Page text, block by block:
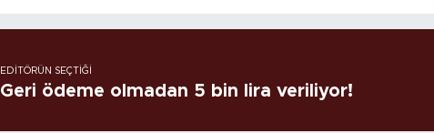
EDITÖRÜN SEÇTIĞI
Geri ödeme olmadan 5 bin lira veriliyor!